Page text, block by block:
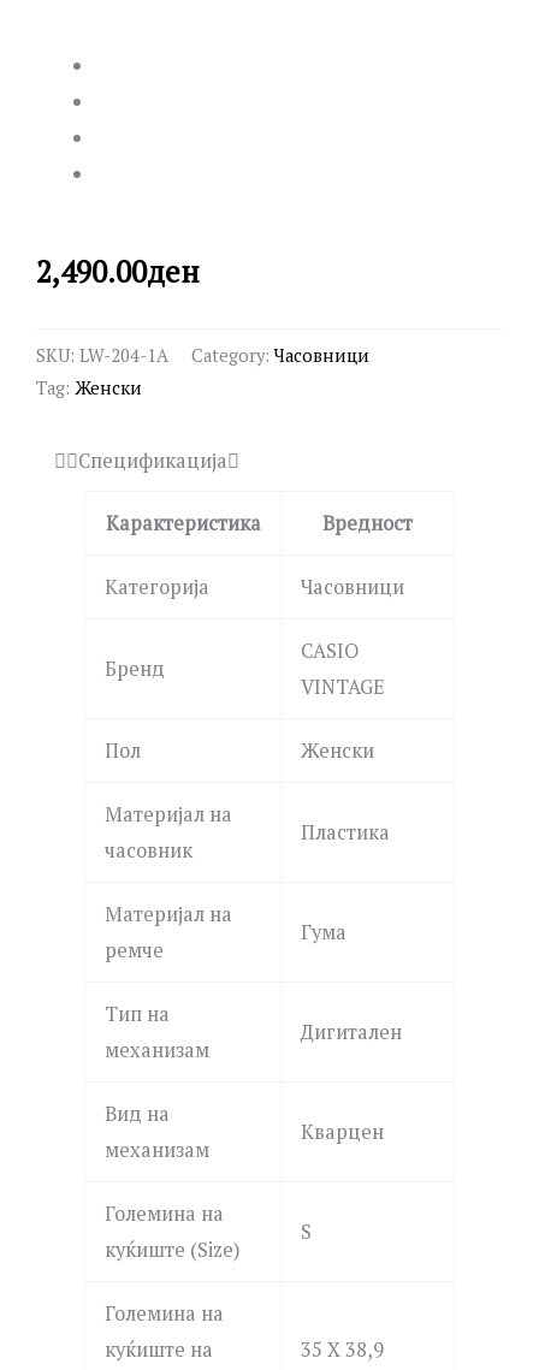
2,490.00ден
SKU: LW-204-1A Category:Часовници
Tag: Женски
Спецификација
Карактеристика Вредност
Категорија Часовници
Бренд
CASIO
VINTAGE
Пол Женски
Материјал на
часовник
Пластика
Материјал на
ремче
Гума
Тип на
механизам
Дигитален
Вид на
механизам
Кварцен
Големина на
куќиште (Size)
S
Големина на
куќиште на
35 X 38,9